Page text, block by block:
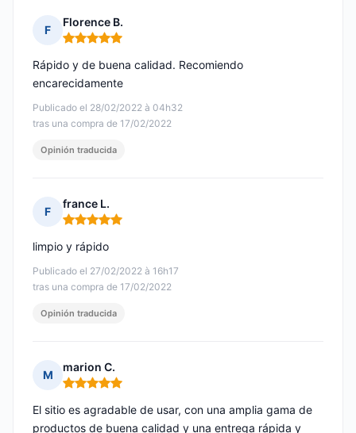
F
Florence B.
Nota: 5 de 5
Publicado el 28/02/2022 à 04h32
tras una compra de 17/02/2022
Rápido y de buena calidad. Recomiendo
encarecidamente
Opinión traducida
F
france L.
Nota: 5 de 5
Publicado el 27/02/2022 à 16h17
tras una compra de 17/02/2022
limpio y rápido
Opinión traducida
M
marion C.
Nota: 5 de 5
El sitio es agradable de usar, con una amplia gama de
productos de buena calidad y una entrega rápida y